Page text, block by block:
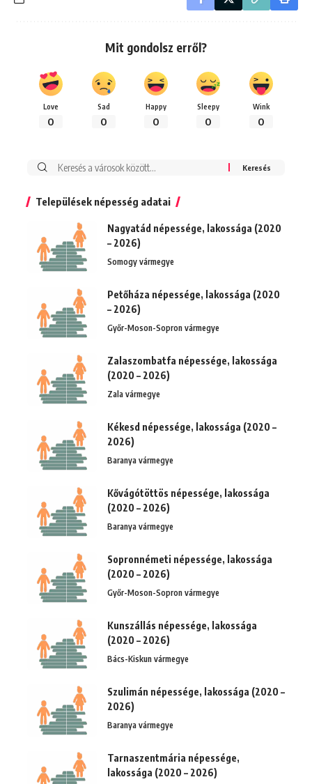
Mit gondolsz erről?
Love
0
Sad
0
Happy
0
Sleepy
0
Wink
0
Keresés:
Települések népesség adatai
Nagyatád népessége, lakossága (2020
– 2026)
Somogy vármegye
Petőháza népessége, lakossága (2020
– 2026)
Győr-Moson-Sopron vármegye
Zalaszombatfa népessége, lakossága
(2020 – 2026)
Zala vármegye
Kékesd népessége, lakossága (2020 –
2026)
Baranya vármegye
Kővágótöttös népessége, lakossága
(2020 – 2026)
Baranya vármegye
Sopronnémeti népessége, lakossága
(2020 – 2026)
Győr-Moson-Sopron vármegye
Kunszállás népessége, lakossága
(2020 – 2026)
Bács-Kiskun vármegye
Szulimán népessége, lakossága (2020 –
2026)
Baranya vármegye
Tarnaszentmária népessége,
lakossága (2020 – 2026)